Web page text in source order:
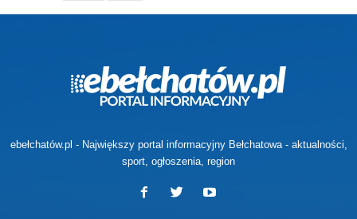
ebełchatów.pl - Największy portal informacyjny Bełchatowa - aktualności,
sport, ogłoszenia, region